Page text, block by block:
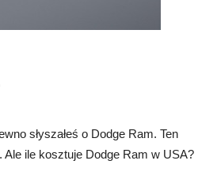
słyszałeś o Dodge Ram. Ten
ile kosztuje Dodge Ram w USA?